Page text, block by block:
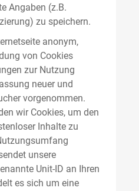
Angaben (z.B.
zu speichern.
anonym,
von Cookies
zur Nutzung
neuer und
vorgenommen.
wir Cookies, um den
Inhalte zu
unsere
Unit-ID an Ihren
es sich um eine